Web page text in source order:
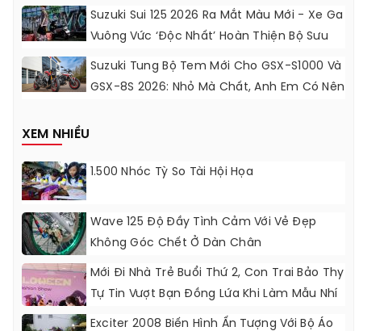
Động Lực Ngọt Ngào
Suzuki Sui 125 2026 Ra Mắt Màu Mới - Xe Ga
Vuông Vức ‘độc Nhất’ Hoàn Thiện Bộ Sưu
Tập 7 Sắc Cầu Vồng
Suzuki Tung Bộ Tem Mới Cho GSX-S1000 Và
GSX-8S 2026: Nhỏ Mà Chất, Anh Em Có Nên
XEM NHIỀU
1.500 Nhóc Tỳ So Tài Hội Họa
Wave 125 Độ Đầy Tình Cảm Với Vẻ Đẹp
Không Góc Chết Ở Dàn Chân
Mới Đi Nhà Trẻ Buổi Thứ 2, Con Trai Bảo Thy
Tự Tin Vượt Bạn Đồng Lứa Khi Làm Mẫu Nhí
Exciter 2008 Biến Hình Ấn Tượng Với Bộ Áo